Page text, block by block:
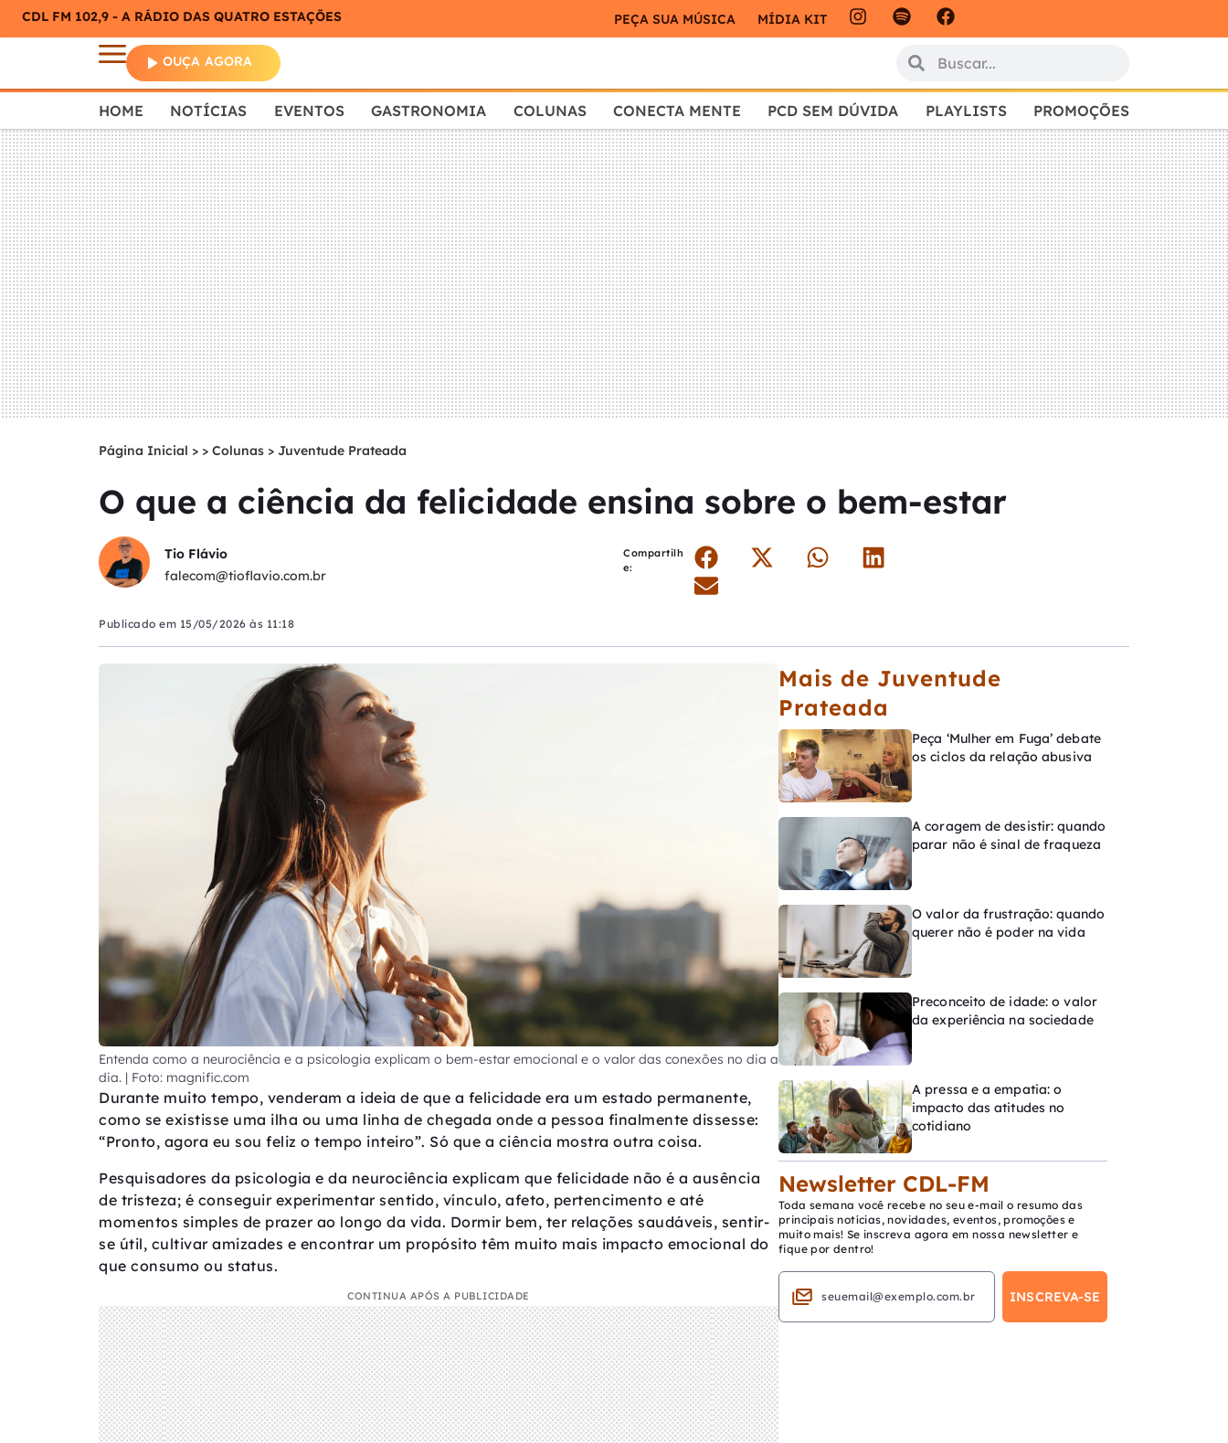
CDL FM 102,9 - A RÁDIO DAS QUATRO ESTAÇÕES PEÇA SUA MÚSICA MÍDIA KIT
OUÇA AGORA
HOME NOTÍCIAS EVENTOS GASTRONOMIA COLUNAS CONECTA MENTE PCD SEM DÚVIDA PLAYLISTS PROMOÇÕES
Página Inicial > Colunas > Juventude Prateada
O que a ciência da felicidade ensina sobre o bem-estar
Tio Flávio
falecom@tioflavio.com.br
Compartilh
e:
Publicado em 15/05/2026 às 11:18
Entenda como a neurociência e a psicologia explicam o bem-estar emocional e o valor das conexões no dia a
dia. | Foto: magnific.com
Durante muito tempo, venderam a ideia de que a felicidade era um estado permanente,
como se existisse uma ilha ou uma linha de chegada onde a pessoa finalmente dissesse:
“Pronto, agora eu sou feliz o tempo inteiro”. Só que a ciência mostra outra coisa.
Pesquisadores da psicologia e da neurociência explicam que felicidade não é a ausência
de tristeza; é conseguir experimentar sentido, vínculo, afeto, pertencimento e até
momentos simples de prazer ao longo da vida. Dormir bem, ter relações saudáveis, sentir-
se útil, cultivar amizades e encontrar um propósito têm muito mais impacto emocional do
que consumo ou status.
CONTINUA APÓS A PUBLICIDADE
Mais de Juventude
Prateada
Peça ‘Mulher em Fuga’ debate
os ciclos da relação abusiva
A coragem de desistir: quando
parar não é sinal de fraqueza
O valor da frustração: quando
querer não é poder na vida
Preconceito de idade: o valor
da experiência na sociedade
A pressa e a empatia: o
impacto das atitudes no
cotidiano
Newsletter CDL-FM
Toda semana você recebe no seu e-mail o resumo das
principais notícias, novidades, eventos, promoções e
muito mais! Se inscreva agora em nossa newsletter e
fique por dentro!